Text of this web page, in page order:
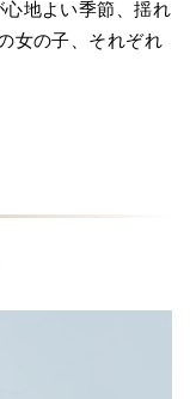
地よい季節、揺れ
女の子、それぞれ